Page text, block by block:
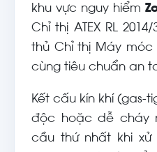
khu vực nguy hiểm
Chỉ thị ATEX RL
thủ Chỉ thị Máy móc
cùng tiêu chuẩn an
Kết cấu kín khí (gas-
độc hoặc dễ cháy
cầu thứ nhất khi xử